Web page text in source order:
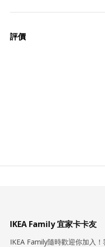
評價
IKEA Family 宜家卡卡友
IKEA Family隨時歡迎你加入